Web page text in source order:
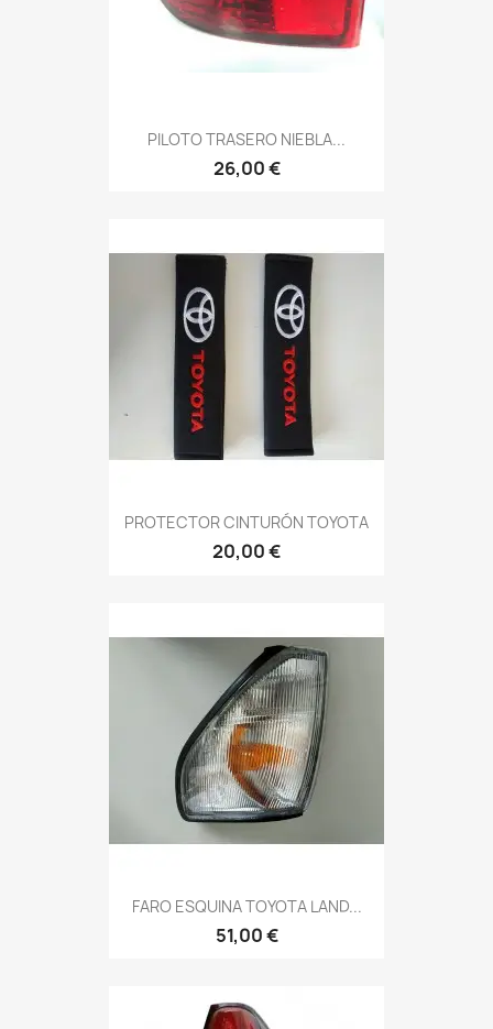
PILOTO TRASERO NIEBLA...
26,00 €
PROTECTOR CINTURÓN TOYOTA
20,00 €
FARO ESQUINA TOYOTA LAND...
51,00 €